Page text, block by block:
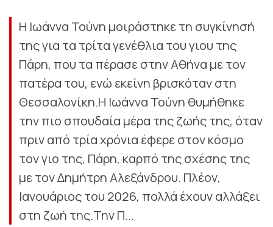
Η Ιωάννα Τούνη μοιράστηκε τη συγκίνησή
της για τα τρίτα γενέθλια του γιου της
Πάρη, που τα πέρασε στην Αθήνα με τον
πατέρα του, ενώ εκείνη βρισκόταν στη
Θεσσαλονίκη.Η Ιωάννα Τούνη θυμήθηκε
την πιο σπουδαία μέρα της ζωής της, όταν
πριν από τρία χρόνια έφερε στον κόσμο
τον γιο της, Πάρη, καρπό της σχέσης της
με τον Δημήτρη Αλεξάνδρου. Πλέον,
Ιανουάριος του 2026, πολλά έχουν αλλάξει
στη ζωή της.Την Π...